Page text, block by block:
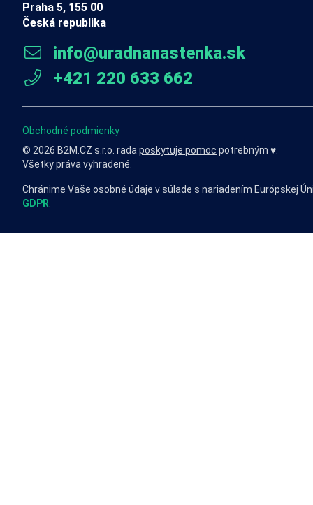
Praha 5, 155 00
Česká republika
info@uradnanastenka.sk
+421 220 633 662
Obchodné podmienky
© 2026 B2M.CZ s.r.o. rada poskytuje pomoc potrebným ♥️.
Všetky práva vyhradené.
Chránime Vaše osobné údaje v súlade s nariadením Európskej
GDPR